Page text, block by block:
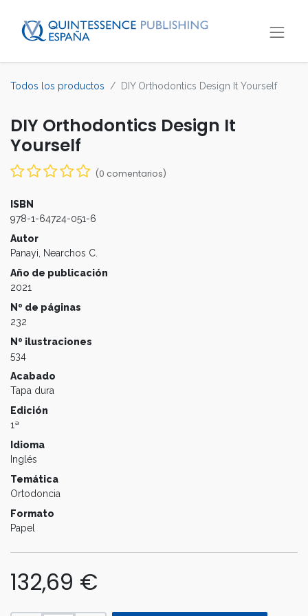
Todos los productos DIY Orthodontics Design It Yourself
DIY Orthodontics Design It
Yourself
(0 comentarios)
ISBN
978-1-64724-051-6
Autor
Panayi, Nearchos C.
Año de publicación
2021
Nº de páginas
232
Nº ilustraciones
534
Acabado
Tapa dura
Edición
1ª
Idioma
Inglés
Temática
Ortodoncia
Formato
Papel
132,69 €